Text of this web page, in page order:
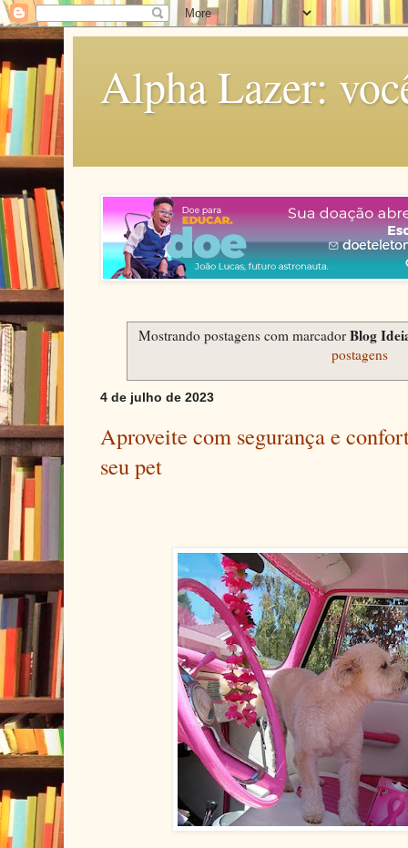
Alpha Lazer:
Mostrando postagens com marcadorBlog
postagens
4 de julho de 2023
Aproveite com segurança e
seu pet